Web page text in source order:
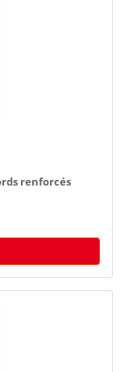
renforcés